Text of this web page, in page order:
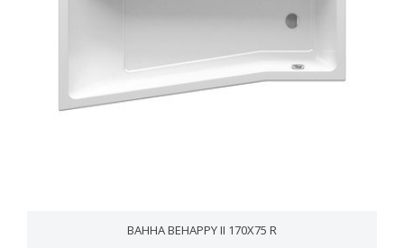
ВАННА BEHAPPY II 170X75 R